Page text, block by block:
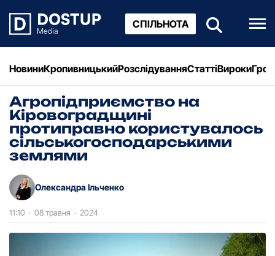
СПІЛЬНОТА
НовиниКропивницькийРозслідуванняСтаттіВироки
Агропідприємство на
Кіровоградщині
протиправно користувалось
сільськогосподарськими
землями
Олександра Ільченко
11:10 · 08 травня · 2024